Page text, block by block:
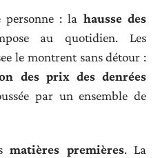
personne : la hausse des
au quotidien. Les
le montrent sans détour :
des prix des denrées
par un ensemble de
matières premières. La